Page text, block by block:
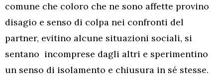
comune che coloro che ne sono affette provino
disagio e senso di colpa nei confronti del
partner, evitino alcune situazioni sociali, si
sentano incomprese dagli altri e sperimentino
un senso di isolamento e chiusura in sé stesse.